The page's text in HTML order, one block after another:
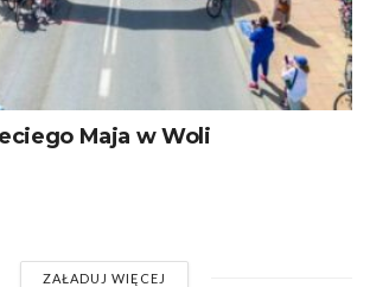
Maja w Woli
ZAŁADUJ WIĘCEJ